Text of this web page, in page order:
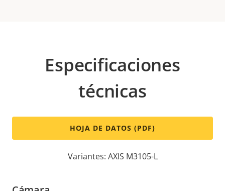
Especificaciones
técnicas
HOJA DE DATOS (PDF)
Variantes: AXIS M3105-L